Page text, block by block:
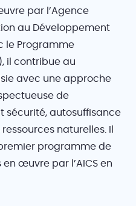
par l’Agence
au Développement
le Programme
il contribue au
avec une approche
de
sécurité, autosuffisance
naturelles. Il
programme de
œuvre par l’AICS en